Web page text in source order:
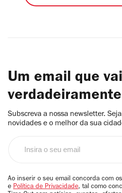
Um email que
verdadeiramente
Subscreva a nossa newsletter.
novidades e o melhor da sua
email
Ao inserir o seu email concorda com
e Política de Privacidade, tal como